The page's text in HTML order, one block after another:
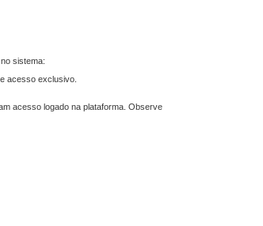
sistema:
acesso exclusivo.
acesso logado na plataforma. Observe